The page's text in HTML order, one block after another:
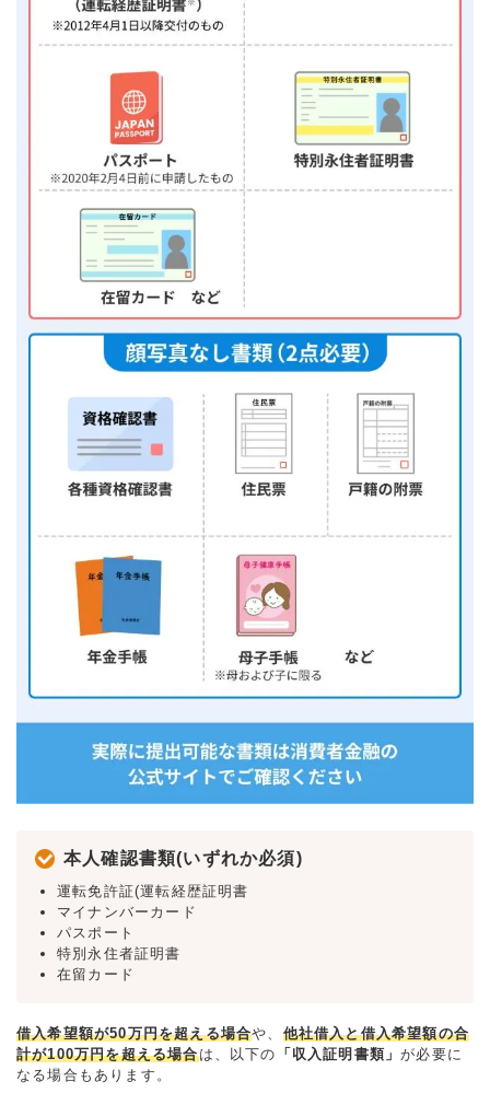
本人確認書類(いずれか必須)
運転免許証(運転経歴証明書
マイナンバーカード
パスポート
特別永住者証明書
在留カード
借入希望額が50万円を超える場合や、 他社借入と借入希望額の合
計が100万円を超える場合は、以下の 「収入証明書類」が必要に
なる場合もあります。